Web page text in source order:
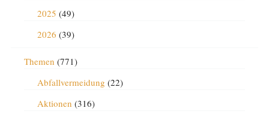
2025 (49)
2026 (39)
Themen (771)
Abfallvermeidung (22)
Aktionen (316)